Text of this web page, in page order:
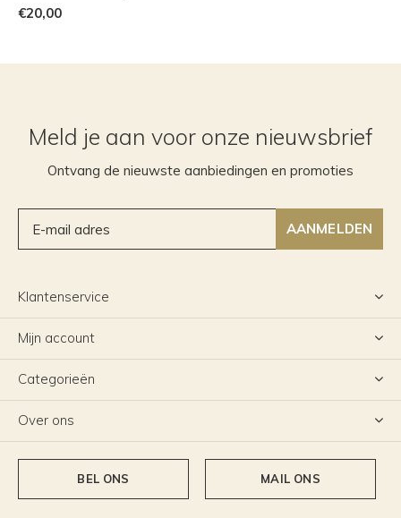
€20,00
Meld je aan voor onze nieuwsbrief
Ontvang de nieuwste aanbiedingen en promoties
AANMELDEN
Klantenservice
Mijn account
Categorieën
Over ons
BEL ONS MAIL ONS